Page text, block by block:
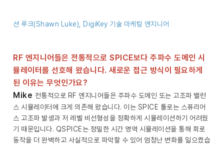
션 루크(Shawn Luke), DigiKey 기술 마케팅 엔지니어
RF 엔지니어들은 전통적으로 SPICE보다 주파수 도메인 시
뮬레이터를 선호해 왔습니다. 새로운 접근 방식이 필요하게
된 이유는 무엇인가요?
Mike 전통적으로 RF 엔지니어들은 주파수 도메인 또는 고조파 밸런
스 시뮬레이터에 크게 의존해 왔습니다. 이는 SPICE 툴로는 스퓨리어
스 고조파 발생과 저 레벨 비선형성을 정확하게 시뮬레이션하기 어려웠
기 때문입니다. QSPICE는 정밀한 시간 영역 시뮬레이션을 통해 회로
동작을 더 완벽하고 사실적으로 파악할 수 있어 엄청난 변화를 일으켰습